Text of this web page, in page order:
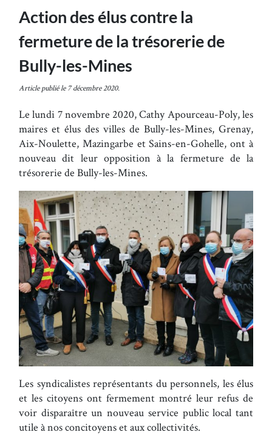
Action des élus contre la
fermeture de la trésorerie de
Bully-les-Mines
Article publié le 7 décembre 2020.
Le lundi 7 novembre 2020, Cathy Apourceau-Poly, les
maires et élus des villes de Bully-les-Mines, Grenay,
Aix-Noulette, Mazingarbe et Sains-en-Gohelle, ont à
nouveau dit leur opposition à la fermeture de la
trésorerie de Bully-les-Mines.
Les syndicalistes représentants du personnels, les élus
et les citoyens ont fermement montré leur refus de
voir disparaître un nouveau service public local tant
utile à nos concitoyens et aux collectivités.